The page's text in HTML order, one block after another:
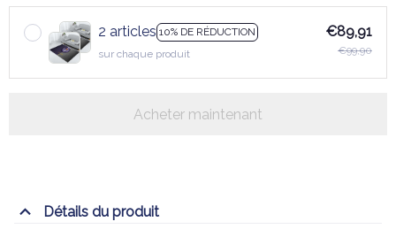
2 articles 10% DE RÉDUCTION
sur chaque produit
€89,91
€99,90
Acheter maintenant
Détails du produit